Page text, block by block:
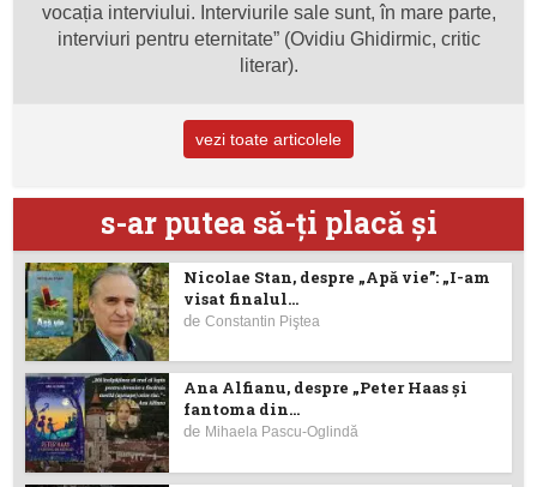
vocația interviului. Interviurile sale sunt, în mare parte,
interviuri pentru eternitate” (Ovidiu Ghidirmic, critic
literar).
vezi toate articolele
s-ar putea să-ţi placă şi
Nicolae Stan, despre „Apă vie”: „I-am
visat finalul...
deConstantin Piştea
Ana Alfianu, despre „Peter Haas și
fantoma din...
de Mihaela Pascu-Oglindă